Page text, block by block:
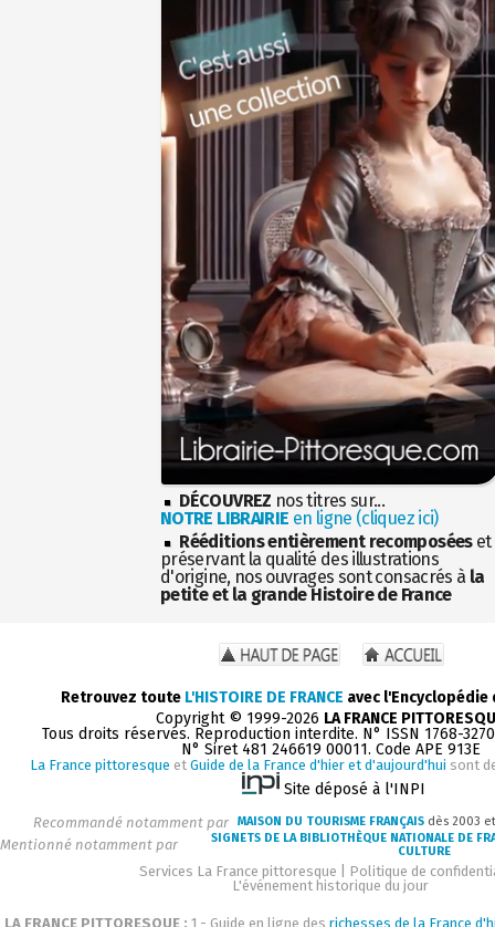
DÉCOUVREZ nos titres sur...
NOTRE LIBRAIRIE en ligne (cliquez ici)
Rééditions entièrement recomposéeset
préservant la qualité des illustrations
d'origine, nos ouvrages sont consacrés à la
petite et la grande Histoire de France
Retrouvez toute L'HISTOIRE DE FRANCE avec
Copyright © 1999-2026 LA FRANCE
Tous droits réservés. Reproduction interdite. N° ISSN 1768-
N° Siret 481 246619 00011. Code APE 913E
La France pittoresque et Guide de la France d'hier et d'aujourd'hui sont
Site déposé à l'INPI
Recommandé notamment par MAISON DU TOURISME FRANÇAIS dès 2003
Mentionné notamment par
SIGNETS DE LA BIBLIOTHÈQUE NATIONALE DE
CULTURE
Services La France pittoresque
Politique de
L'événement historique du jour
LA FRANCE PITTORESQUE : 1 - Guide en ligne des richesses de la France